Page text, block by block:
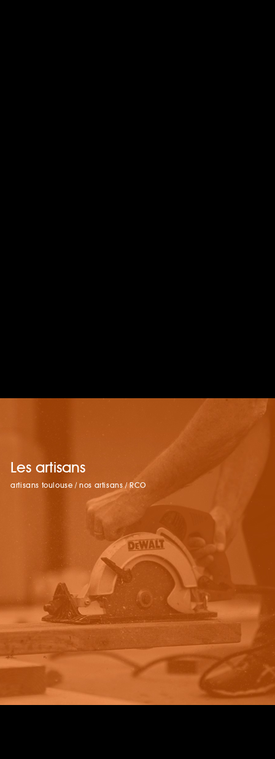
Les artisans
artisans toulouse /nos artisans /RCO